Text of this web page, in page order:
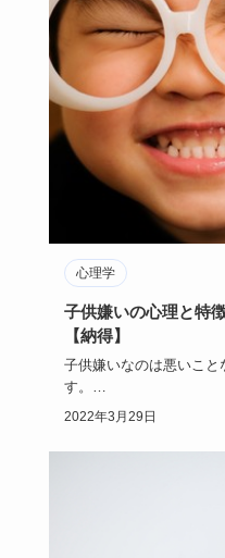
心理学
子供嫌いの心理と特
【納得】
子供嫌いなのは悪いこと
す。
結婚する為に子供嫌いを
2022年3月29日